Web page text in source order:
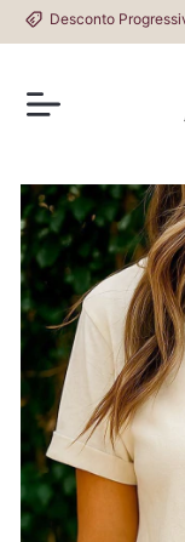
Desconto Progressivo